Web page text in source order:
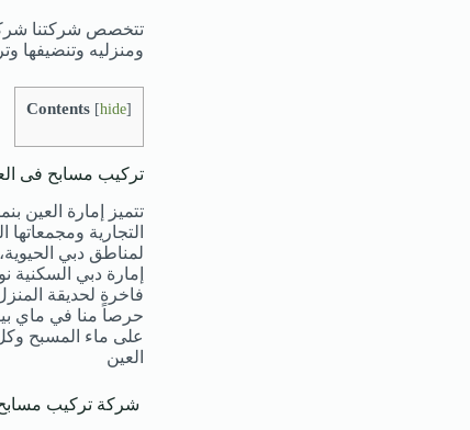
تتخصص شركتنا
ومنزليه وتنضيفها
Contents [hide]
تركيب مسابح فى
تتميز إمارة العين
التجارية
لمناطق دبي
إمارة دبي
فاخرة لحديقة
حرصاً منا في ماي
على ماء المسبح
العين
شركة تركيب مسابح